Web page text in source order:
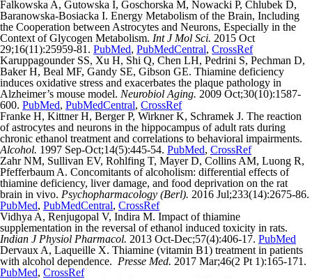
Falkowska A, Gutowska I, Goschorska M, Nowacki P, Chlubek D,
Baranowska-Bosiacka I. Energy Metabolism of the Brain, Including
the Cooperation between Astrocytes and Neurons, Especially in the
Context of Glycogen Metabolism. Int J Mol Sci. 2015 Oct
29;16(11):25959-81. PubMed, PubMedCentral, CrossRef
Karuppagounder SS, Xu H, Shi Q, Chen LH, Pedrini S, Pechman D,
Baker H, Beal MF, Gandy SE, Gibson GE. Thiamine deficiency
induces oxidative stress and exacerbates the plaque pathology in
Alzheimer’s mouse model. Neurobiol Aging. 2009 Oct;30(10):1587-
600. PubMed, PubMedCentral, CrossRef
Franke H, Kittner H, Berger P, Wirkner K, Schramek J. The reaction
of astrocytes and neurons in the hippocampus of adult rats during
chronic ethanol treatment and correlations to behavioral impairments.
Alcohol. 1997 Sep-Oct;14(5):445-54. PubMed, CrossRef
Zahr NM, Sullivan EV, Rohlfing T, Mayer D, Collins AM, Luong R,
Pfefferbaum A. Concomitants of alcoholism: differential effects of
thiamine deficiency, liver damage, and food deprivation on the rat
brain in vivo. Psychopharmacology (Berl). 2016 Jul;233(14):2675-86.
PubMed, PubMedCentral, CrossRef
Vidhya A, Renjugopal V, Indira M. Impact of thiamine
supplementation in the reversal of ethanol induced toxicity in rats.
Indian J Physiol Pharmacol. 2013 Oct-Dec;57(4):406-17. PubMed
Dervaux A, Laqueille X. Thiamine (vitamin B1) treatment in patients
with alcohol dependence. Presse Med. 2017 Mar;46(2 Pt 1):165-171.
PubMed, CrossRef